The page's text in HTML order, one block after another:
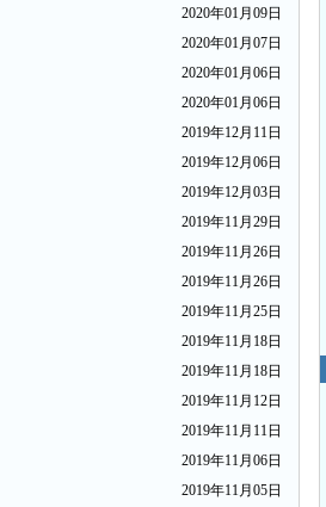
2020年01月09日
2020年01月07日
2020年01月06日
2020年01月06日
2019年12月11日
2019年12月06日
2019年12月03日
2019年11月29日
2019年11月26日
2019年11月26日
2019年11月25日
2019年11月18日
2019年11月18日
2019年11月12日
2019年11月11日
2019年11月06日
2019年11月05日